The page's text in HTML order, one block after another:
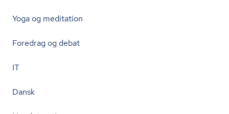
Yoga og meditation
Foredrag og debat
IT
Dansk